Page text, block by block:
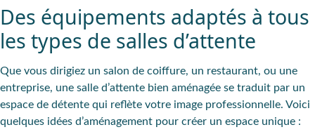
Des équipements adaptés à tous
les types de salles d’attente
Que vous dirigiez un salon de coiffure, un restaurant, ou une
entreprise, une salle d’attente bien aménagée se traduit par un
espace de détente qui reflète votre image professionnelle. Voici
quelques idées d’aménagement pour créer un espace unique :